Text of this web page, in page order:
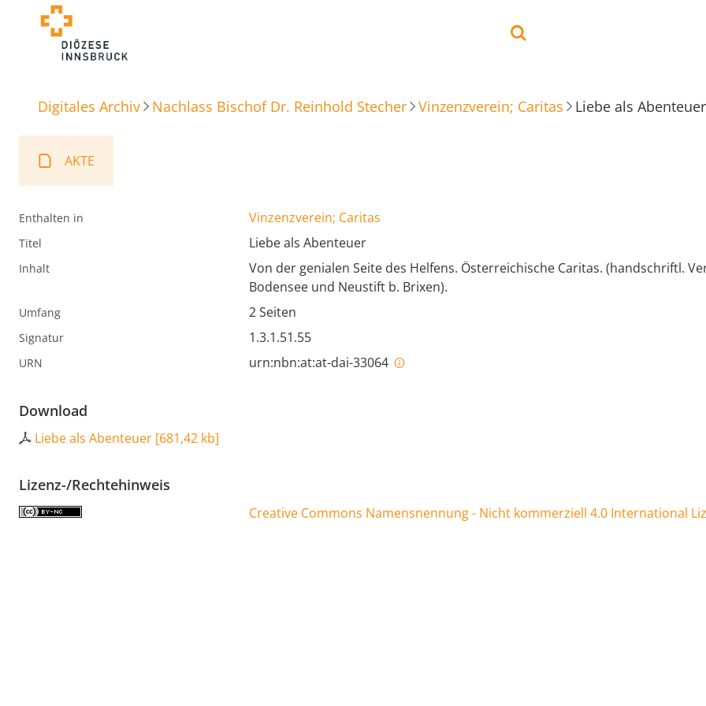
Digitales Archiv Nachlass Bischof Dr. Reinhold Stecher Vinzenzverein; Caritas Liebe als Abenteuer
AKTE
Enthalten in Vinzenzverein; Caritas
Titel Liebe als Abenteuer
Inhalt
Von der genialen Seite des Helfens. Österreichische Caritas. (handschriftl.
Bodensee und Neustift b. Brixen).
Umfang 2 Seiten
Signatur 1.3.1.51.55
URN urn:nbn:at:at-dai-33064
Download
Liebe als Abenteuer [681,42 kb]
Lizenz-/Rechtehinweis
Creative Commons Namensnennung - Nicht kommerziell 4.0 International